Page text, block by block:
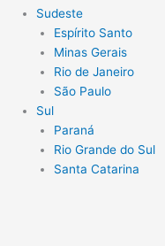
Sudeste
Espírito Santo
Minas Gerais
Rio de Janeiro
São Paulo
Sul
Paraná
Rio Grande do Sul
Santa Catarina